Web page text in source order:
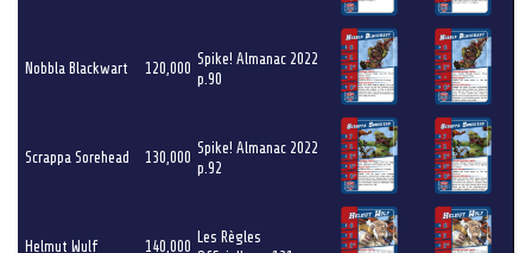
Nobbla Blackwart 120,000
Spike! Almanac 2022
p.90
Scrappa Sorehead 130,000
Spike! Almanac 2022
p.92
Helmut Wulf 140,000
Les Règles